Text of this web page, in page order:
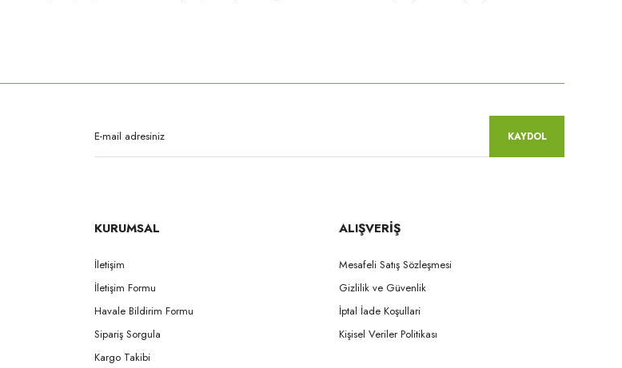
KAYDOL
KURUMSAL
İletişim
İletişim Formu
Havale Bildirim Formu
Sipariş Sorgula
Kargo Takibi
ALIŞVERİŞ
Mesafeli Satış Sözleşmesi
Gizlilik ve Güvenlik
İptal İade Koşullari
Kişisel Veriler Politikası